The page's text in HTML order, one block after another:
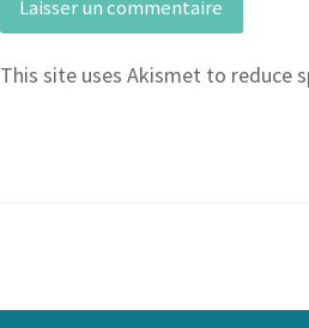
This site uses Akismet to reduce